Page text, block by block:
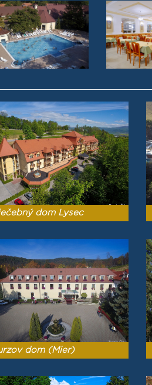
dom Lysec
dom (Mier)